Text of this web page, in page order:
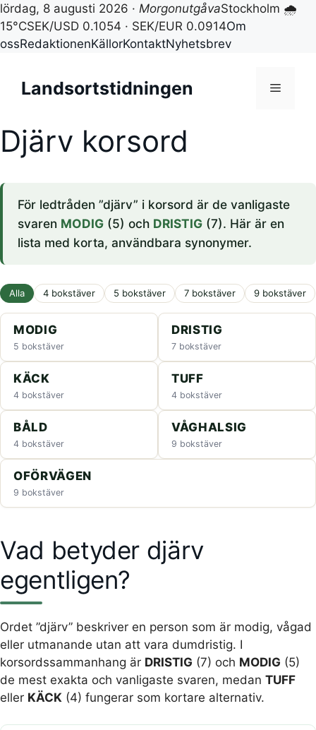
lördag, 8 augusti 2026 · MorgonutgåvaStockholm 🌧
15°CSEK/USD 0.1054 · SEK/EUR 0.0914Om
ossRedaktionenKällorKontaktNyhetsbrev
innehållLandsortstidningen Meny
Djärv korsord
För ledtråden ”djärv” i korsord är de vanligaste
svaren MODIG(5) och DRISTIG(7). Här är en
lista med korta, användbara synonymer.
Alla 4 bokstäver 5 bokstäver 7 bokstäver 9 bokstäver
MODIG
5 bokstäver
DRISTIG
7 bokstäver
KÄCK
4 bokstäver
TUFF
4 bokstäver
BÅLD
4 bokstäver
VÅGHALSIG
9 bokstäver
OFÖRVÄGEN
9 bokstäver
Vad betyder djärv
egentligen?
Ordet ”djärv” beskriver en person som är modig, vågad
eller utmanande utan att vara dumdristig. I
korsordssammanhang är DRISTIG (7) och MODIG (5)
de mest exakta och vanligaste svaren, medan TUFF
eller KÄCK (4) fungerar som kortare alternativ.